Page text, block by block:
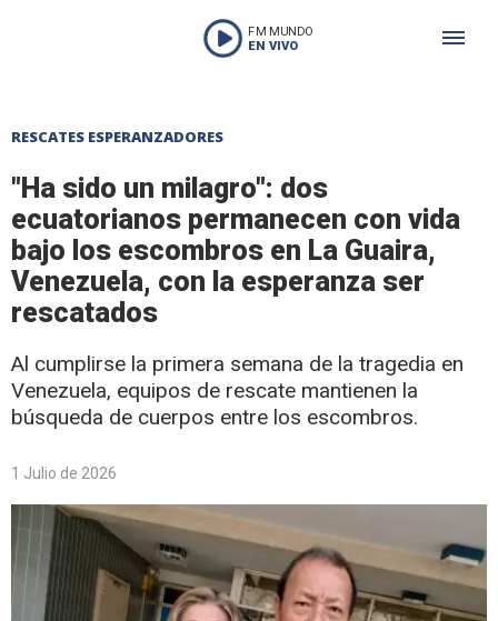
FM MUNDO
EN VIVO
RESCATES ESPERANZADORES
"Ha sido un milagro": dos
ecuatorianos permanecen con vida
bajo los escombros en La Guaira,
Venezuela, con la esperanza ser
rescatados
Al cumplirse la primera semana de la tragedia en
Venezuela, equipos de rescate mantienen la
búsqueda de cuerpos entre los escombros.
1 Julio de 2026